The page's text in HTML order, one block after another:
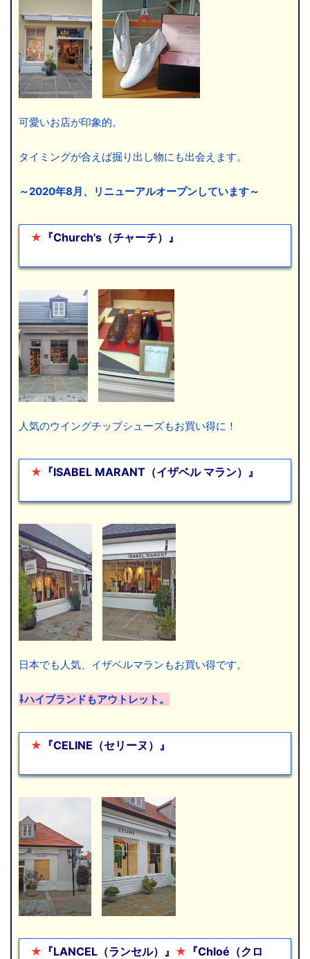
可愛いお店が印象的。
タイミングが合えば掘り出し物にも出会えます。
～2020年8月、リニューアルオープンしています～
★ 『Church's（チャーチ）』
人気のウイングチップシューズもお買い得に！
★ 『ISABEL MARANT（イザベル マラン）』
日本でも人気、イザベルマランもお買い得です。
⇩ハイブランドもアウトレット。
★ 『CELINE（セリーヌ）』
★ 『LANCEL（ランセル）』 ★ 『Chloé（クロ